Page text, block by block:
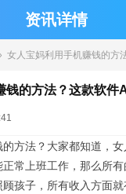
资讯详情
女人宝妈利用手机赚钱的方
钱的方法？这款软件
方法？大家都知道，
常上班工作，那么所
顾孩子，所有收入方面